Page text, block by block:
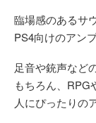
臨場感のあるサ
PS4向けのアン
足音や銃声など
もちろん、RPG
人にぴったりの